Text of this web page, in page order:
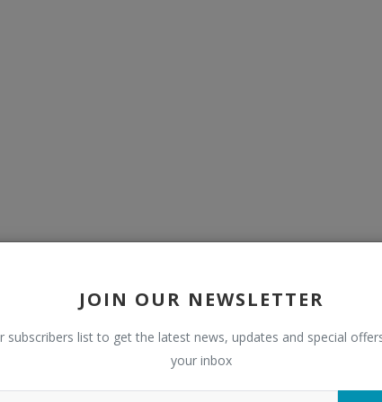
JOIN OUR NEWSLETTER
subscribers list to get the latest news, updates and special
your inbox